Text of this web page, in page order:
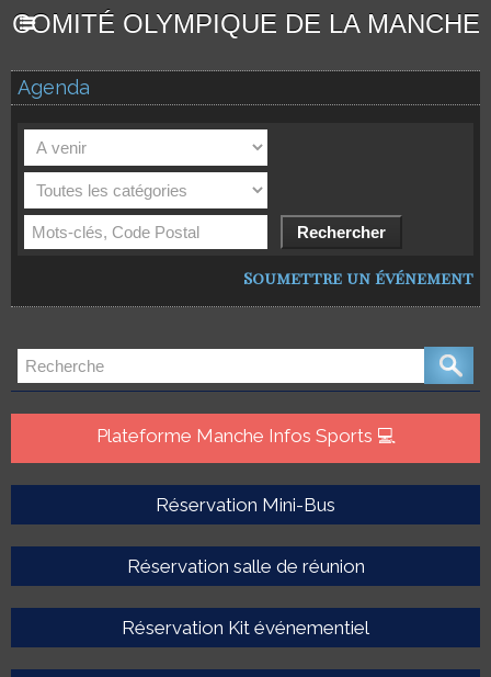
COMITÉ OLYMPIQUE DE LA MANCHE
Agenda
Soumettre un événement
Plateforme Manche Infos Sports 💻
Réservation Mini-Bus
Réservation salle de réunion
Réservation Kit événementiel